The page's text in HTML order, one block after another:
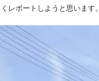
レポートしようと思います。